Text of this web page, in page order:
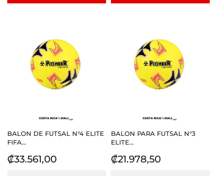
BALON DE FUTSAL N°4 ELITE
FIFA...
Precio
₡33.561,00
BALON PARA FUTSAL N°3
ELITE...
Precio
₡21.978,50